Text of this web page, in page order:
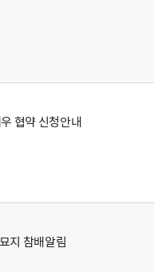
협약 신청안내
지 참배알림